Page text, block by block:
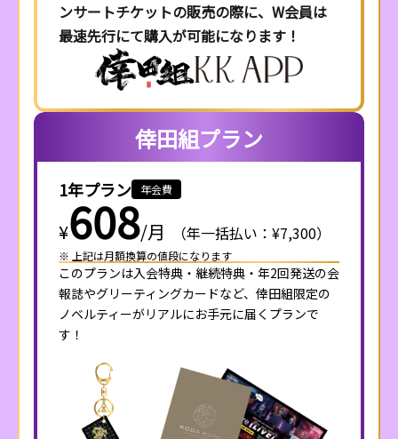
ンサートチケットの販売の際に、W会員は
最速先行にて購入が可能になります！
倖田組プラン
1年プラン 年会費
¥608/月 （年一括払い：¥7,300）
※ 上記は月額換算の値段になります
このプランは入会特典・継続特典・年2回発送の会
報誌やグリーティングカードなど、倖田組限定の
ノベルティーがリアルにお手元に届くプランで
す！